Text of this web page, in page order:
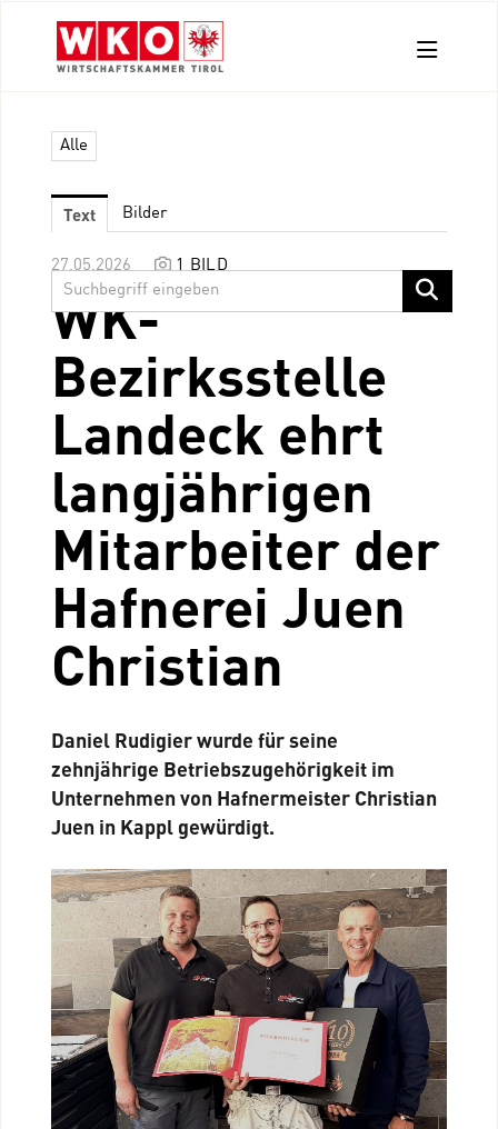
Pressefotos
Alle
Text Bilder
27.05.2026 1 BILD
WK-
Bezirksstelle
Landeck ehrt
langjährigen
Mitarbeiter der
Hafnerei Juen
Christian
Daniel Rudigier wurde für seine
zehnjährige Betriebszugehörigkeit im
Unternehmen von Hafnermeister Christian
Juen in Kappl gewürdigt.